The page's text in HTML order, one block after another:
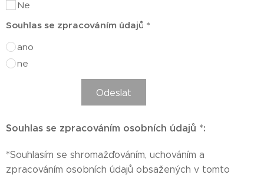
Ne
Souhlas se zpracováním údajů *
ano
ne
Odeslat
Souhlas se zpracováním osobních údajů *:
*Souhlasím se shromažďováním, uchováním a
zpracováním osobních údajů obsažených v tomto